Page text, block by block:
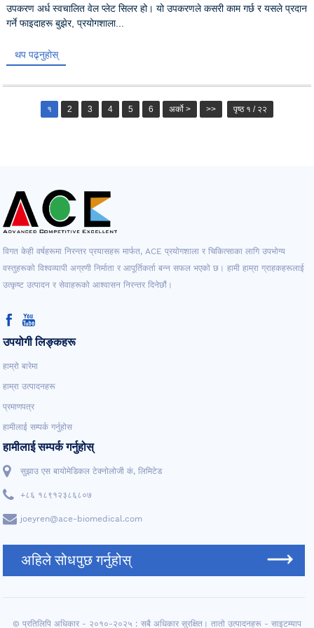
उपकरण अर्ध स्वचालित वेल प्लेट सिलर हो। यो उपकरणले कसरी काम गर्छ र यसले प्रदान
गर्ने फाइदाहरू बुझेर, प्रयोगशाला...
थप पढ्नुहोस्
१ 2 3 4 5 6 अर्को > >> पृष्ठ १ / २२
विगत केही वर्षहरूमा निरन्तर प्रयासहरू मार्फत, ACE प्रयोगशाला र चिकित्साका लागि उपभोग्य
वस्तुहरूको विश्वव्यापी अग्रणी निर्माता र आपूर्तिकर्ता बन्न सफल भएको छ। हामी हाम्रा ग्राहकहरूलाई
उत्कृष्ट उत्पादन र सेवाहरूको आश्वासन निरन्तर दिनेछौं।
उपयोगी लिङ्कहरू
हाम्रो बारेमा
हाम्रा उत्पादनहरू
प्रमाणपत्र
हामीलाई सम्पर्क गर्नुहोस
हामीलाई सम्पर्क गर्नुहोस्
सुझाउ एस बायोमेडिकल टेक्नोलोजी कं, लिमिटेड
+८६ १८९१२३८६८०७
joeyren@ace-biomedical.com
अहिले सोधपुछ गर्नुहोस्
© प्रतिलिपि अधिकार - २०१०-२०२५ : सबै अधिकार सुरक्षित। तातो उत्पादनहरू - साइटम्याप